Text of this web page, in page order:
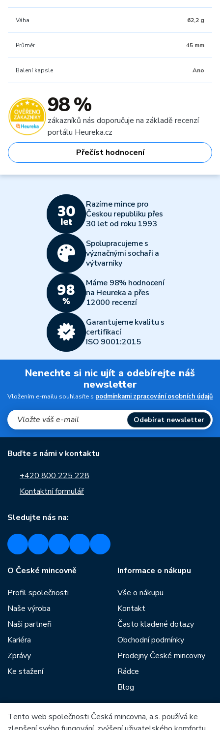
Váha 62,2 g
Průměr 45 mm
Balení kapsle Ano
98 %
zákazníků nás doporučuje na základě recenzí
portálu Heureka.cz
Přečíst hodnocení
Razíme mince pro
Českou republiku přes
30 let od roku 1993
Spolupracujeme s
význačnými sochaři a
výtvarníky
Máme 98% hodnocení
na Heureka a přes
12000 recenzí
Garantujeme kvalitu s
certifikací
ISO 9001:2015
Nenechte si nic ujít a odebírejte náš
newsletter
Vložením e-mailu souhlasíte s podmínkami zpracování osobních údajů
Odebírat newsletter
Buďte s námi v kontaktu
+420 800 225 228
Kontaktní formulář
Sledujte nás na:
O České mincovně
Profil společnosti
Naše výroba
Naši partneři
Kariéra
Zprávy
Ke stažení
Informace o nákupu
Vše o nákupu
Kontakt
Často kladené dotazy
Obchodní podmínky
Prodejny České mincovny
Rádce
Blog
Mezi naše partnery patří:
Tento web společnosti Česká mincovna, a.s. používá ke